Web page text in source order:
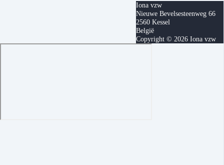
Iona vzw
Nieuwe Bevelsesteenweg 66
2560 Kessel
België
Copyright © 2026 Iona vzw